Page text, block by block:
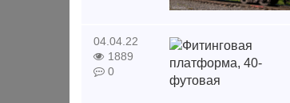
04.04.22
1889
0